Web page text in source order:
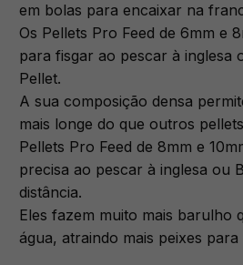
em bolas para encaixar na
Os Pellets Pro Feed de 6mm e
para fisgar ao pescar à inglesa
Pellet.
A sua composição densa
mais longe do que outros
Pellets Pro Feed de 8mm e
precisa ao pescar à inglesa ou
distância.
Eles fazem muito mais barulho
água, atraindo mais peixes